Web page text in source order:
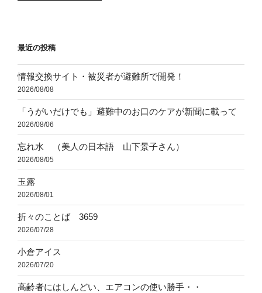
最近の投稿
情報交換サイト・被災者が避難所で開発！
2026/08/08
「うがいだけでも」避難中のお口のケアが新聞に載って
2026/08/06
忘れ水 （美人の日本語 山下景子さん）
2026/08/05
玉露
2026/08/01
折々のことば 3659
2026/07/28
小倉アイス
2026/07/20
高齢者にはしんどい、エアコンの使い勝手・・